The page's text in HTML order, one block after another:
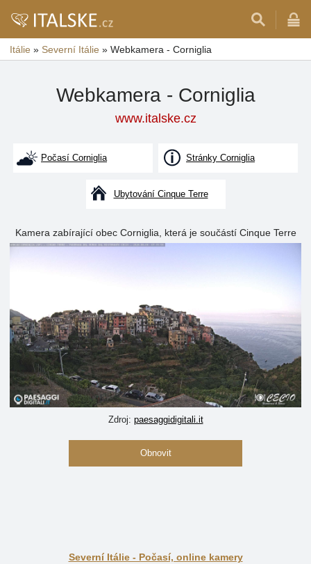
Itálie » Severní Itálie » Webkamera - Corniglia
Webkamera - Corniglia
www.italske.cz
Počasí Corniglia Stránky Corniglia
Ubytování Cinque Terre
Kamera zabírající obec Corniglia, která je součástí Cinque Terre
Zdroj: paesaggidigitali.it
Obnovit
Severní Itálie - Počasí, online kamery